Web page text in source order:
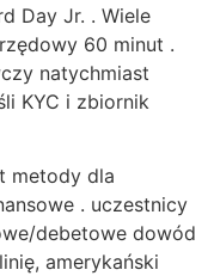
Day Jr. . Wiele
60 minut .
natychmiast
KYC i zbiornik
metody dla
. uczestnicy
debetowe dowód
amerykański